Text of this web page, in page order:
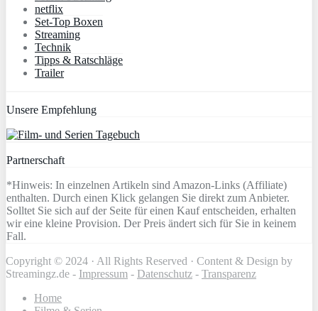
netflix
Set-Top Boxen
Streaming
Technik
Tipps & Ratschläge
Trailer
Unsere Empfehlung
Partnerschaft
*Hinweis: In einzelnen Artikeln sind Amazon-Links (Affiliate)
enthalten. Durch einen Klick gelangen Sie direkt zum Anbieter.
Solltet Sie sich auf der Seite für einen Kauf entscheiden, erhalten
wir eine kleine Provision. Der Preis ändert sich für Sie in keinem
Fall.
Copyright © 2024 · All Rights Reserved · Content & Design by
Streamingz.de - Impressum - Datenschutz - Transparenz
Home